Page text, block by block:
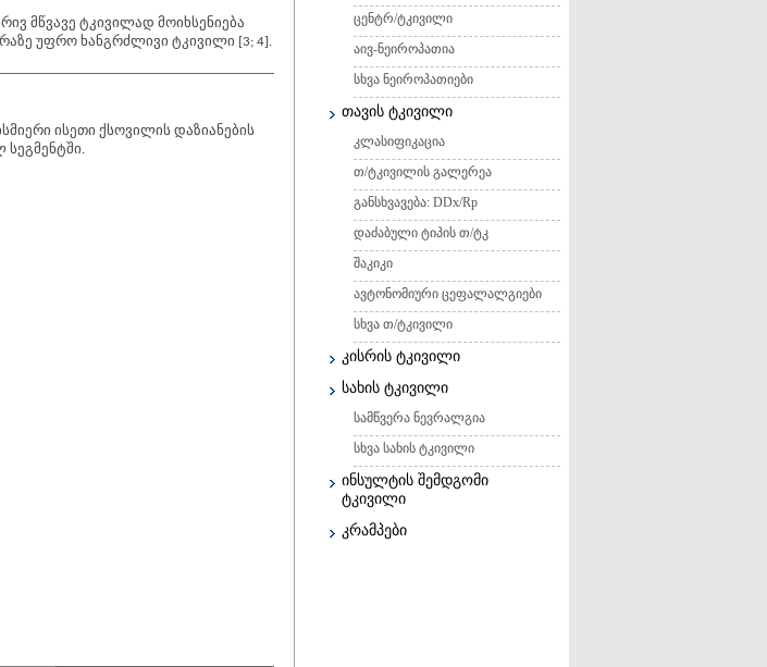
მწვავე ტკივილად მოიხსენიება
უფრო ხანგრძლივი ტკივილი [3; 4].
ისეთი ქსოვილის დაზიანების
სეგმენტში.
ცენტრ/ტკივილი
აივ-ნეიროპათია
სხვა ნეიროპათიები
თავის ტკივილი
კლასიფიკაცია
თ/ტკივილის გალერეა
განსხვავება: DDx/Rp
დაძაბული ტიპის თ/ტკ
შაკიკი
ავტონომიური ცეფალალგიები
სხვა თ/ტკივილი
კისრის ტკივილი
სახის ტკივილი
სამწვერა ნევრალგია
სხვა სახის ტკივილი
ინსულტის შემდგომი
ტკივილი
კრამპები